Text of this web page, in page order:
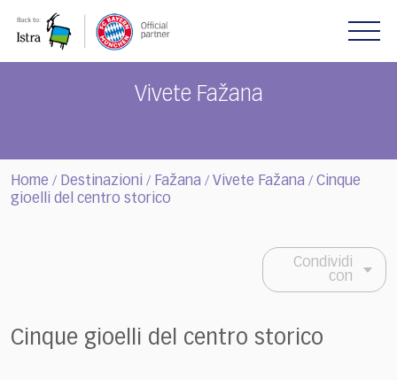
note:
Vivete Fažana
Home / Destinazioni / Fažana / Vivete Fažana / Cinque
gioelli del centro storico
Condividi
con
Cinque gioelli del centro storico